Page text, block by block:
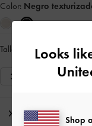
Color: Negro
Talla: Seleccionar talla
35 37
Nota del editor
Looks
Shop